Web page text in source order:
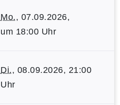
Mo., 07.09.2026,
um 18:00 Uhr
Di., 08.09.2026, 21:00
Uhr